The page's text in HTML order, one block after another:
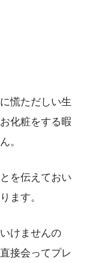
慌ただしい生
化粧をする暇
。
を伝えておい
ます。
けませんの
接会ってプレ